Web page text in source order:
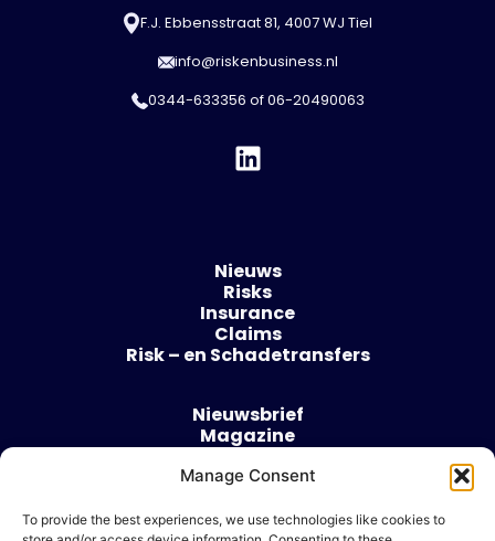
Manage Consent
To provide the best experiences, we use technologies like cookies to
F.J. Ebbensstraat 81, 4007 WJ Tiel
info@riskenbusiness.nl
0344-633356 of06-20490063
Nieuws
Risks
Insurance
Claims
Risk – en Schadetransfers
Nieuwsbrief
Magazine
Over